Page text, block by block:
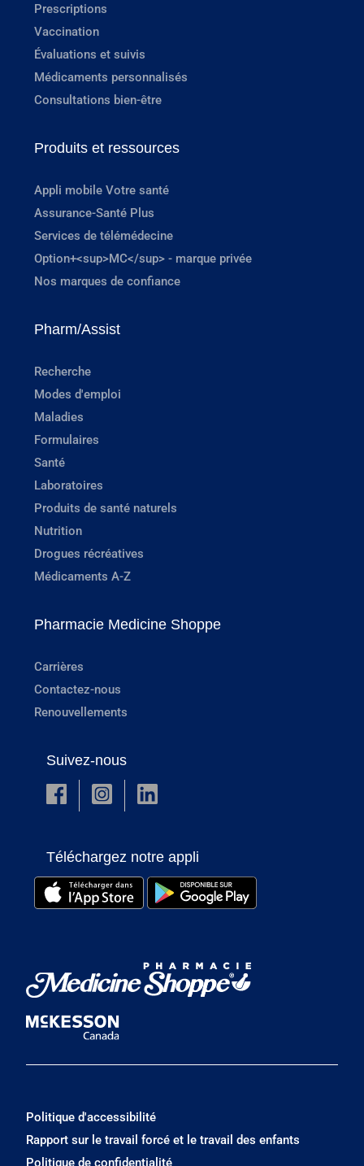
Prescriptions
Vaccination
Évaluations et suivis
Médicaments personnalisés
Consultations bien-être
Produits et ressources
Appli mobile Votre santé
Assurance-Santé Plus
Services de télémédecine
Option+<sup>MC</sup> - marque privée
Nos marques de confiance
Pharm/Assist
Recherche
Modes d'emploi
Maladies
Formulaires
Santé
Laboratoires
Produits de santé naturels
Nutrition
Drogues récréatives
Médicaments A-Z
Pharmacie Medicine Shoppe
Carrières
Contactez-nous
Renouvellements
Suivez-nous
Téléchargez notre appli
Politique d'accessibilité
Rapport sur le travail forcé et le travail des enfants
Politique de confidentialité